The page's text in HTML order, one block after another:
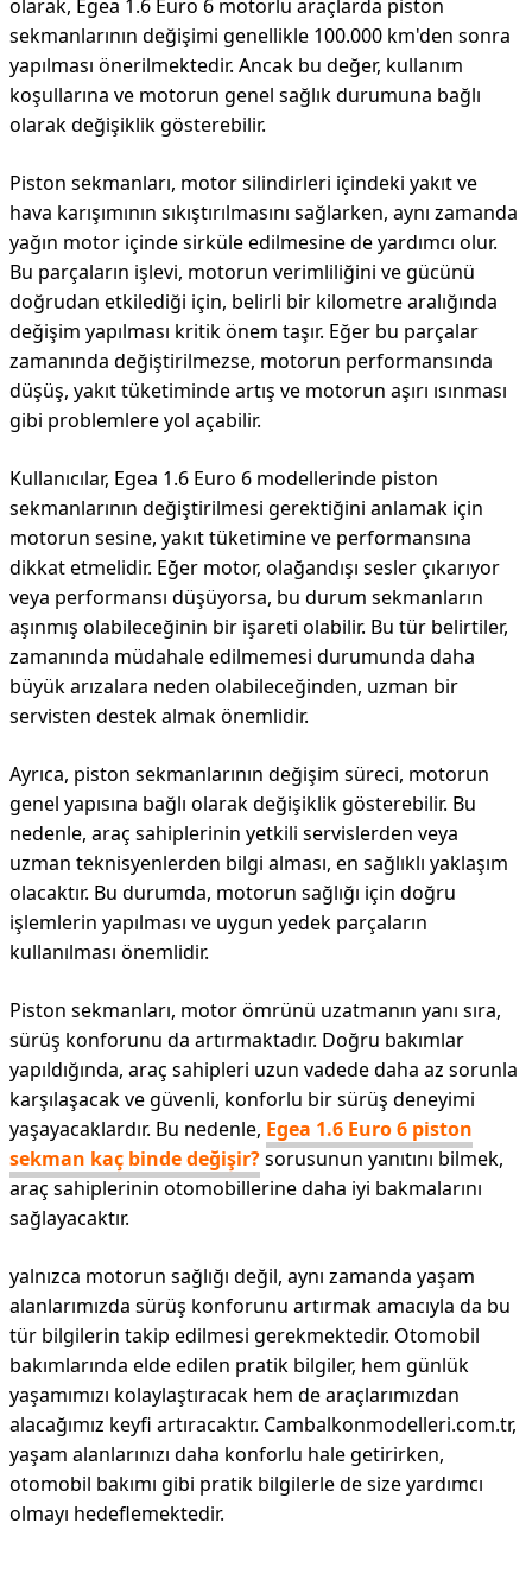
olarak, Egea 1.6 Euro 6 motorlu araçlarda piston
sekmanlarının değişimi genellikle 100.000 km'den sonra
yapılması önerilmektedir. Ancak bu değer, kullanım
koşullarına ve motorun genel sağlık durumuna bağlı
olarak değişiklik gösterebilir.
Piston sekmanları, motor silindirleri içindeki yakıt ve
hava karışımının sıkıştırılmasını sağlarken, aynı zamanda
yağın motor içinde sirküle edilmesine de yardımcı olur.
Bu parçaların işlevi, motorun verimliliğini ve gücünü
doğrudan etkilediği için, belirli bir kilometre aralığında
değişim yapılması kritik önem taşır. Eğer bu parçalar
zamanında değiştirilmezse, motorun performansında
düşüş, yakıt tüketiminde artış ve motorun aşırı ısınması
gibi problemlere yol açabilir.
Kullanıcılar, Egea 1.6 Euro 6 modellerinde piston
sekmanlarının değiştirilmesi gerektiğini anlamak için
motorun sesine, yakıt tüketimine ve performansına
dikkat etmelidir. Eğer motor, olağandışı sesler çıkarıyor
veya performansı düşüyorsa, bu durum sekmanların
aşınmış olabileceğinin bir işareti olabilir. Bu tür belirtiler,
zamanında müdahale edilmemesi durumunda daha
büyük arızalara neden olabileceğinden, uzman bir
servisten destek almak önemlidir.
Ayrıca, piston sekmanlarının değişim süreci, motorun
genel yapısına bağlı olarak değişiklik gösterebilir. Bu
nedenle, araç sahiplerinin yetkili servislerden veya
uzman teknisyenlerden bilgi alması, en sağlıklı yaklaşım
olacaktır. Bu durumda, motorun sağlığı için doğru
işlemlerin yapılması ve uygun yedek parçaların
kullanılması önemlidir.
Piston sekmanları, motor ömrünü uzatmanın yanı sıra,
sürüş konforunu da artırmaktadır. Doğru bakımlar
yapıldığında, araç sahipleri uzun vadede daha az sorunla
karşılaşacak ve güvenli, konforlu bir sürüş deneyimi
yaşayacaklardır. Bu nedenle, Egea 1.6 Euro 6 piston
sekman kaç binde değişir?sorusunun yanıtını bilmek,
araç sahiplerinin otomobillerine daha iyi bakmalarını
sağlayacaktır.
yalnızca motorun sağlığı değil, aynı zamanda yaşam
alanlarımızda sürüş konforunu artırmak amacıyla da bu
tür bilgilerin takip edilmesi gerekmektedir. Otomobil
bakımlarında elde edilen pratik bilgiler, hem günlük
yaşamımızı kolaylaştıracak hem de araçlarımızdan
alacağımız keyfi artıracaktır. Cambalkonmodelleri.com.tr,
yaşam alanlarınızı daha konforlu hale getirirken,
otomobil bakımı gibi pratik bilgilerle de size yardımcı
olmayı hedeflemektedir.